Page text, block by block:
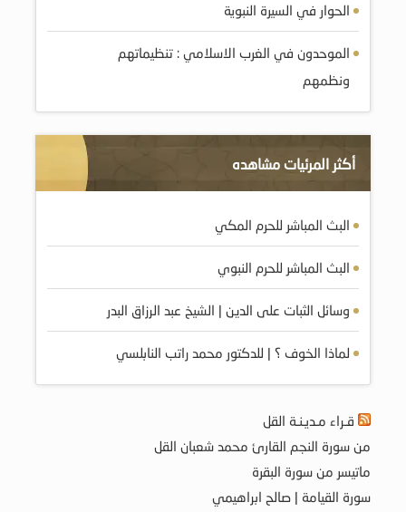
الحوار في السيرة النبوية
الموحدون في الغرب الاسلامي : تنظيماتهم
ونظمهم
أكثر المرئيات مشاهده
البث المباشر للحرم المكي
البث المباشر للحرم النبوي
وسائل الثبات على الدين | الشيخ عبد الرزاق البدر
لماذا الخوف ؟ | للدكتور محمد راتب النابلسي
قـراء مـديـنـة القل
من سورة النجم القارئ محمد شعبان القل
ماتيسر من سورة البقرة
سورة القيامة | صالح ابراهيمي